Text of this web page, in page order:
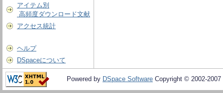
アイテム別
高頻度ダウンロード文献
アクセス統計
ヘルプ
DSpaceについて
Powered by DSpace Software Copyright © 2002-2007